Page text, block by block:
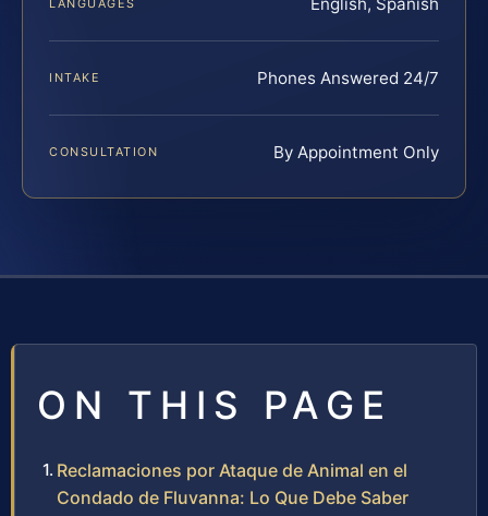
LANGUAGES
INTAKE Phones Answered 24/7
CONSULTATION By Appointment Only
ON THIS PAGE
Reclamaciones por Ataque de Animal en el
Condado de Fluvanna: Lo Que Debe Saber